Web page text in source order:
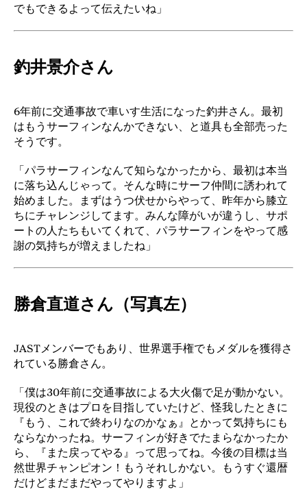
でもできるよって伝えたいね」
釣井景介さん
6年前に交通事故で車いす生活になった釣井さん。最初
はもうサーフィンなんかできない、と道具も全部売った
そうです。
「パラサーフィンなんて知らなかったから、最初は本当
に落ち込んじゃって。そんな時にサーフ仲間に誘われて
始めました。まずはうつ伏せからやって、昨年から膝立
ちにチャレンジしてます。みんな障がいが違うし、サポ
ートの人たちもいてくれて、パラサーフィンをやって感
謝の気持ちが増えましたね」
勝倉直道さん（写真左）
JASTメンバーでもあり、世界選手権でもメダルを獲得さ
れている勝倉さん。
「僕は30年前に交通事故による大火傷で足が動かない。
現役のときはプロを目指していたけど、怪我したときに
『もう、これで終わりなのかなぁ』とかって気持ちにも
ならなかったね。サーフィンが好きでたまらなかったか
ら、『また戻ってやる』って思ってね。今後の目標は当
然世界チャンピオン！もうそれしかない。もうすぐ還暦
だけどまだまだやってやりますよ」